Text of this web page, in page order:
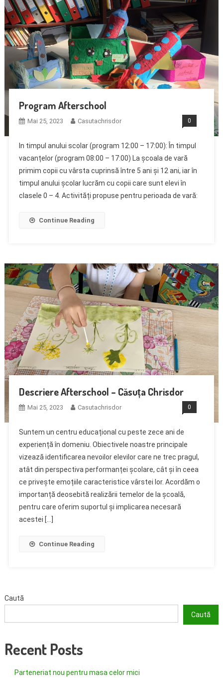
Program Afterschool
Mai 25, 2023 Casutachrisdor 0
In timpul anului scolar (program 12:00 – 17:00): În timpul
vacanțelor (program 08:00 – 17:00) La școala de vară
primim copii cu vârsta cuprinsă între 5 ani și 12 ani, iar în
timpul anului școlar lucrăm cu copii care sunt elevi în
clasele 0 – 4. Activități propuse pentru perioada de vară:
Continue Reading
Descriere Afterschool – Căsuța Chrisdor
Mai 25, 2023 Casutachrisdor 0
Suntem un centru educațional cu peste zece ani de
experiență în domeniu. Obiectivele noastre principale
vizează identificarea nevoilor elevilor care ne trec pragul,
atât din perspectiva performanței școlare, cât și în ceea
ce privește emoțiile caracteristice vârstei lor. Acordăm o
importanță deosebită realizării temelor de la școală,
pentru care oferim suportul și implicarea necesară
acestei […]
Continue Reading
Caută
Caută
Recent Posts
Parteneriat nou pentru masa celor mici